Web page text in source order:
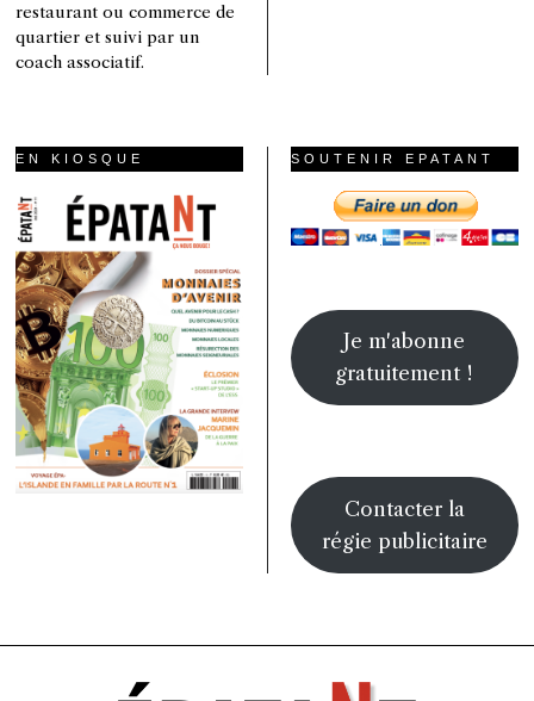
restaurant ou commerce de
quartier et suivi par un
coach associatif.
EN KIOSQUE SOUTENIR EPATANT
Je m'abonne
gratuitement !
Contacter la
régie publicitaire